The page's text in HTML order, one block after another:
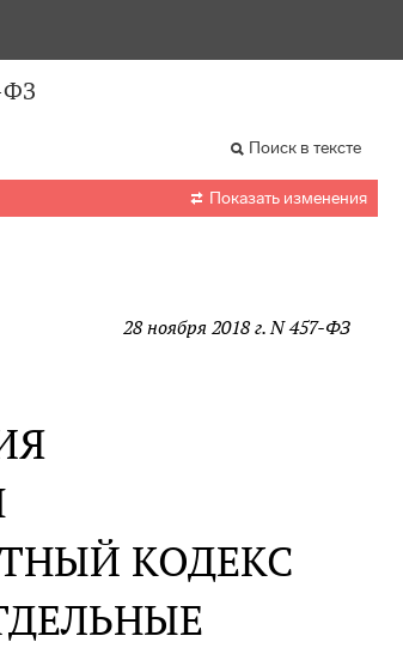
ФЗ
Поиск в тексте
 Показать изменения
28 ноября 2018 г. N 457-ФЗ
КОДЕКС